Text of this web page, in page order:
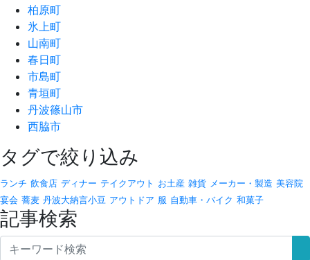
柏原町
氷上町
山南町
春日町
市島町
青垣町
丹波篠山市
西脇市
タグで絞り込み
ランチ 飲食店 ディナー テイクアウト お土産 雑貨 メーカー・製造 美容院
宴会 蕎麦 丹波大納言小豆 アウトドア 服 自動車・バイク 和菓子
記事検索